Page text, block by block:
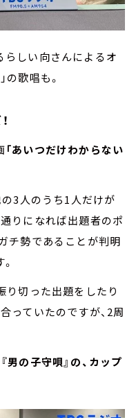
しい向さんによるオ
の歌唱も。
「あいつだけわからない
3人のうち1人だけが
りになれば出題者のポ
チ勢であることが判明
り切った出題をしたり
っていたのですが、2周
男の子守唄』の、カップ